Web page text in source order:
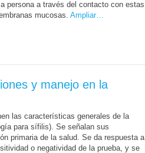
persona a través del contacto con estas
mucosas. Ampliar…
y manejo en la
las características generales de la
para sífilis). Se señalan sus
primaria de la salud. Se da respuesta a
o negatividad de la prueba, y se